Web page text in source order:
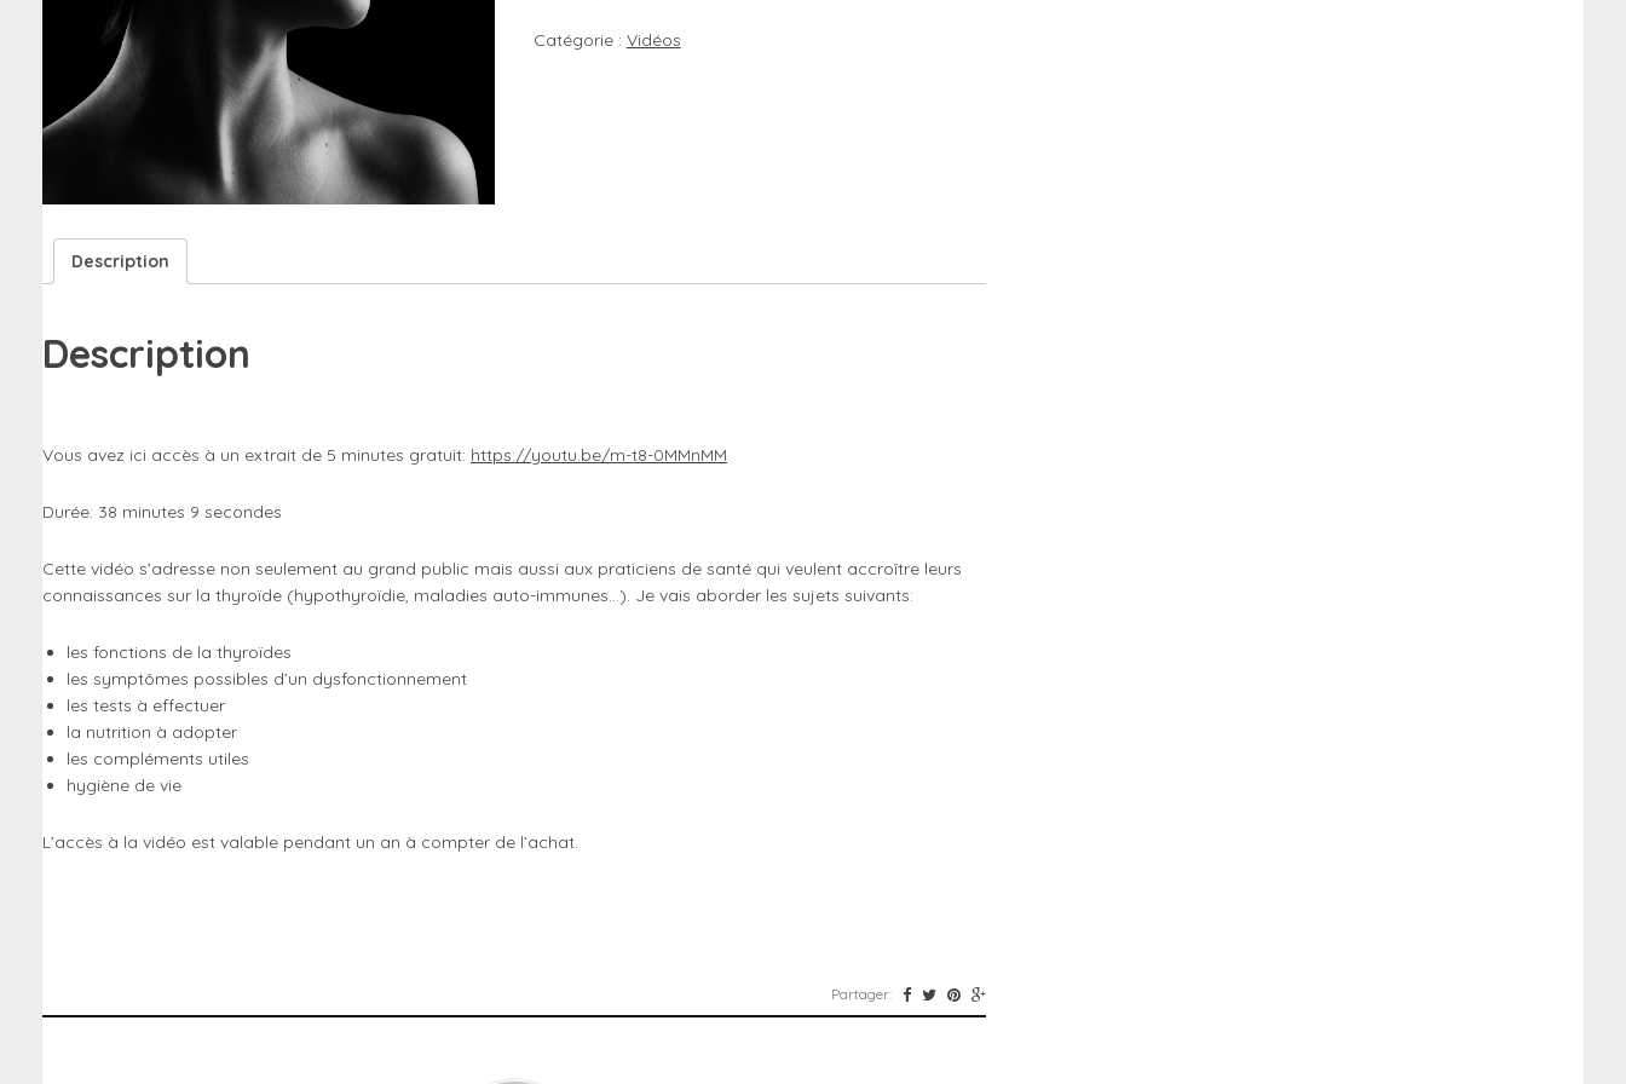
savoir
Catégorie : Vidéos
Description
Description
Vous avez ici accès à un extrait de 5 minutes gratuit: https://youtu.be/m-t8-0MMnMM
Durée: 38 minutes 9 secondes
Cette vidéo s’adresse non seulement au grand public mais aussi aux praticiens de santé qui veulent accroître leurs
connaissances sur la thyroïde (hypothyroïdie, maladies auto-immunes…). Je vais aborder les sujets suivants:
les fonctions de la thyroïdes
les symptômes possibles d’un dysfonctionnement
les tests à effectuer
la nutrition à adopter
les compléments utiles
hygiène de vie
L’accès à la vidéo est valable pendant un an à compter de l’achat.
Partager: